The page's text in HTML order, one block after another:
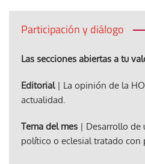
Participación y diálogo
Las secciones abiertas a tu
Editorial| La opinión de la
actualidad.
Tema del mes | Desarrollo de
político o eclesial tratado con